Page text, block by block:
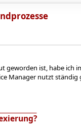
geworden ist, habe ich
Manager nutzt ständig